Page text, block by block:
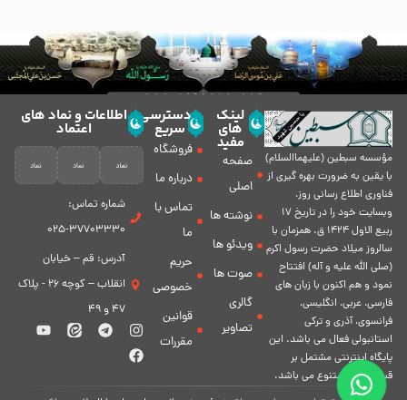
مؤسسه سبطين (عليهماالسلام)
با يقين به ضرورت بهره گیرى از
فناورى اطلاع رسانى روز،
وبسایت خود را در تاريخ 17
ربيع الاول 1424 ق. همزمان با
سالروز ميلاد حضرت رسول اكرم
(صلی الله علیه و آله) افتتاح
نمود و هم اكنون با زبان های
فارسی، عربى، انگلیسی،
فرانسوی، آذری و ترکی
استانبولی فعال مى باشد. اين
پايگاه اينترنتى مشتمل بر
قسمت هاى متنوع مى باشد.
لینک
های
مفید
صفحه
اصلی
نوشته ها
ویدئو ها
صوت ها
گالری
تصاویر
دسترسی
سریع
فروشگاه
درباره ما
تماس با
ما
حریم
خصوصی
قوانین
مقررات
اطلاعات و نماد های
اعتماد
شماره تماس:
37703330-025
آدرس: قم – خیابان
انقلاب – کوچه 26 - پلاک
47 و 49